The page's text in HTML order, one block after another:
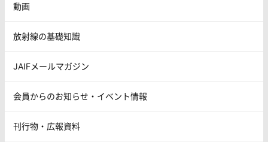
動画
放射線の基礎知識
JAIFメールマガジン
会員からのお知らせ・イベント情報
刊行物・広報資料